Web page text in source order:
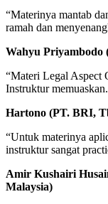
“Materinya mantab
ramah dan
Wahyu Priyambodo
“Materi Legal Aspect
Instruktur
Hartono (PT. BRI,
“Untuk materinya
instruktur sangat
Amir Kushairi
Malaysia)